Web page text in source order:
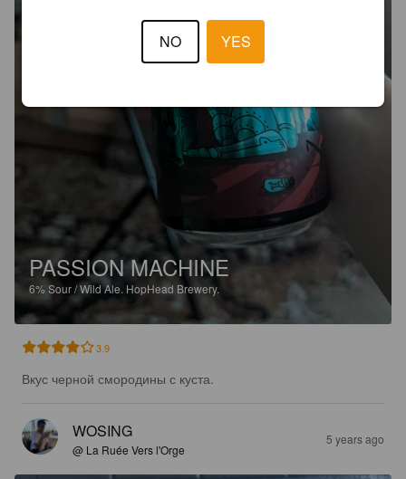
PASSION MACHINE
6%Sour / Wild Ale. HopHead Brewery.
3.9
Вкус черной смородины с куста.
WOSING
@ La Ruée Vers l'Orge
5 years ago
NO YES